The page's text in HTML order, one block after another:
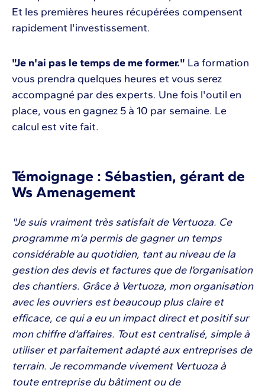
Et les premières heures récupérées compensent
rapidement l'investissement.
"Je n'ai pas le temps de me former." La formation
vous prendra quelques heures et vous serez
accompagné par des experts. Une fois l'outil en
place, vous en gagnez 5 à 10 par semaine. Le
calcul est vite fait.
Témoignage : Sébastien, gérant de
Ws Amenagement
"Je suis vraiment très satisfait de Vertuoza. Ce
programme m’a permis de gagner un temps
considérable au quotidien, tant au niveau de la
gestion des devis et factures que de l’organisation
des chantiers. Grâce à Vertuoza, mon organisation
avec les ouvriers est beaucoup plus claire et
efficace, ce qui a eu un impact direct et positif sur
mon chiffre d’affaires. Tout est centralisé, simple à
utiliser et parfaitement adapté aux entreprises de
terrain. Je recommande vivement Vertuoza à
toute entreprise du bâtiment ou de